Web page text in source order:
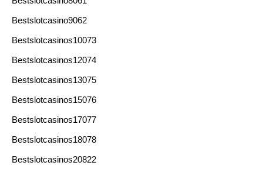
Bestslotcasino9062
Bestslotcasinos10073
Bestslotcasinos12074
Bestslotcasinos13075
Bestslotcasinos15076
Bestslotcasinos17077
Bestslotcasinos18078
Bestslotcasinos20822